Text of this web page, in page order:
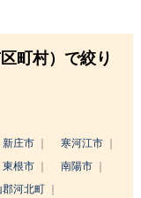
町村）で絞り
新庄市
寒河江市
東根市
南陽市
郡河北町